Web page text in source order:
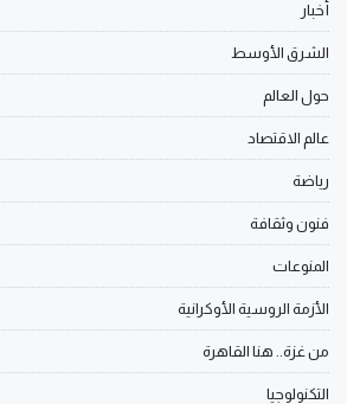
أخبار
الشرق الأوسط
حول العالم
عالم الاقتصاد
رياضة
فنون وثقافة
المنوعات
الأزمة الروسية الأوكرانية
من غزة.. هنا القاهرة
التكنولوجيا